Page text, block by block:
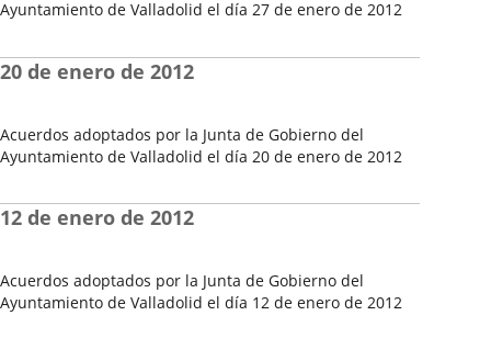
Ayuntamiento de Valladolid el día 27 de enero de 2012
del
Pleno
Acuerdos adoptados por la Junta de Gobierno del
Ayuntamiento de Valladolid el día 20 de enero de 2012
del
Pleno
20 de enero de 2012
Acuerdos adoptados por la Junta de Gobierno del
Ayuntamiento de Valladolid el día 12 de enero de 2012
12 de enero de 2012